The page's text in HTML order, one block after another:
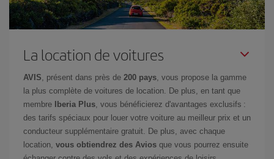
La location de voitures
AVIS, présent dans près de 200 pays, vous propose la gamme
la plus complète de voitures de location. De plus, en tant que
membre
Iberia Plus, vous bénéficierez d'avantages exclusifs :
des tarifs spéciaux pour louer votre voiture au meilleur prix et un
conducteur supplémentaire gratuit. De plus, avec chaque
location, vous obtiendrez des Avios que vous pourrez ensuite